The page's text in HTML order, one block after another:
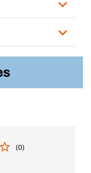
(0)